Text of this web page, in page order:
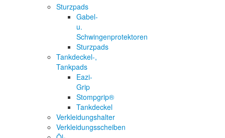
Sturzpads
Gabel-
u.
Schwingenprotektoren
Sturzpads
Tankdeckel-,
Tankpads
Eazi-
Grip
Stompgrip®
Tankdeckel
Verkleidungshalter
Verkleidungsscheiben